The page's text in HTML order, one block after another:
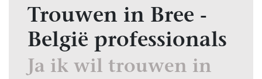
Trouwen in Bree -
België professionals
Ja ik wil trouwen in